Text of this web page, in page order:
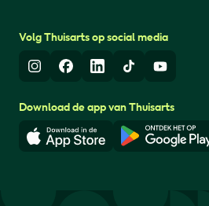
Volg Thuisarts op social media
InstagramFacebook
LinkedInTikTokYoutube
Download de app van Thuisarts
Download in de App